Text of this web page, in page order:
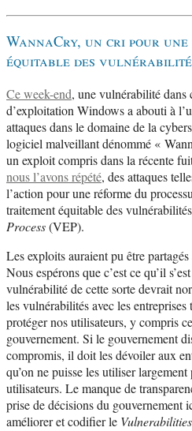
WannaCry, un cri pour
équitable des
Ce week-end, une vulnérabilité dans
d’exploitation Windows a abouti à
attaques dans le domaine de la
logiciel malveillant dénommé «
un exploit compris dans la récente
nous l’avons répété, des attaques
l’action pour une réforme du
traitement équitable des vulnérabilités
Process(VEP).
Les exploits auraient pu être
Nous espérons que c’est ce qu’il
vulnérabilité de cette sorte devrait
les vulnérabilités avec les
protéger nos utilisateurs, y compris
gouvernement. Si le gouvernement
compromis, il doit les dévoiler aux
qu’on ne puisse les utiliser
utilisateurs. Le manque de
prise de décisions du gouvernement
améliorer et codifier le